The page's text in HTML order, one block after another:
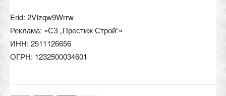
Erid: 2VIzqw9Wrrw
Реклама: «СЗ „Престиж Строй“»
ИНН: 2511126656
ОГРН: 1232500034601